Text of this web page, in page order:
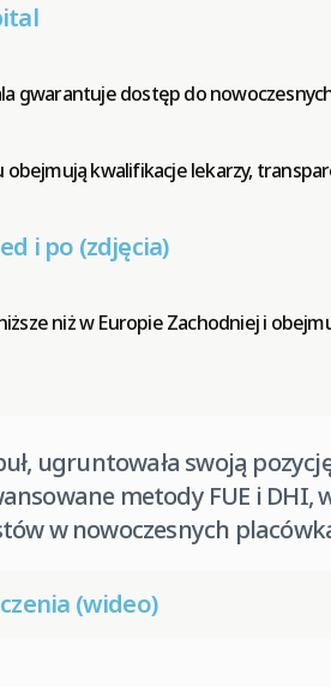
gwarantuje dostęp do
kwalifikacje lekarzy,
i po (zdjęcia)
niż w Europie Zachodniej i
ugruntowała swoją
metody FUE i DHI,
w nowoczesnych
(wideo)